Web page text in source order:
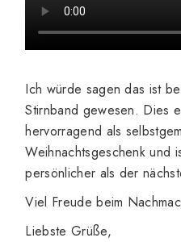
Ich würde sagen das ist
Stirnband gewesen. Dies
hervorragend als
Weihnachtsgeschenk und
persönlicher als der
Viel Freude beim
Liebste Grüße,